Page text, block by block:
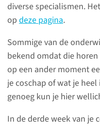
diverse specialismen.
op deze pagina.
Sommige van de
bekend omdat die
op een ander moment
je coschap of wat je
genoeg kun je hier
In de derde week van je
Coschap bij
Pantein
We heten je
bij het
in Beugen/